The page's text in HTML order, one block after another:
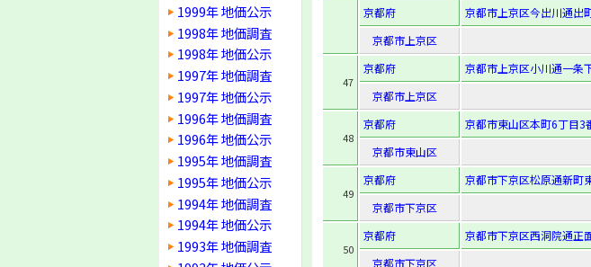
1999年 地価公示
1998年 地価調査
1998年 地価公示
1997年 地価調査
1997年 地価公示
1996年 地価調査
1996年 地価公示
1995年 地価調査
1995年 地価公示
1994年 地価調査
1994年 地価公示
1993年 地価調査
京都府
京都市上京区今出川通出
京都市上京区
47
京都府
京都市上京区小川通一条
京都市上京区
48
京都府
京都市東山区本町6丁目3
京都市東山区
49
京都府
京都市下京区松原通新町
京都市下京区
50
京都府
京都市下京区西洞院通正
京都市下京区